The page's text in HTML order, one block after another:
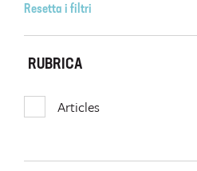
Resetta i filtri
RUBRICA
Articles